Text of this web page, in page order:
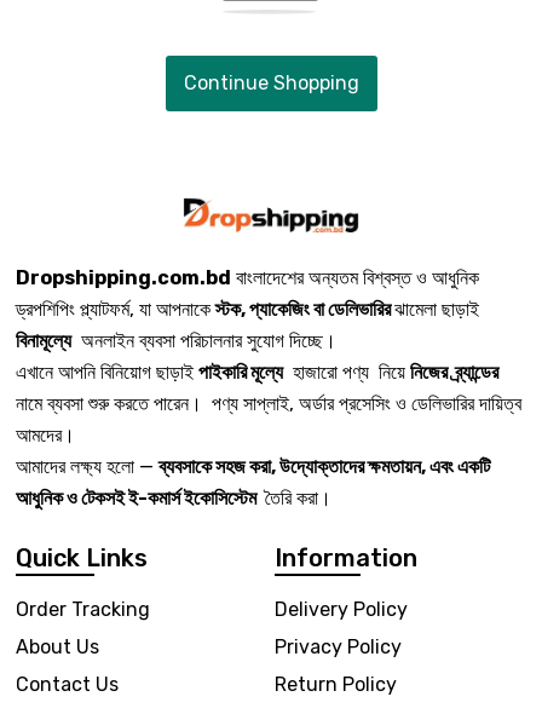
Continue Shopping
Dropshipping.com.bd বাংলাদেশের অন্যতম বিশ্বস্ত ও আধুনিক
ড্রপশিপিং প্ল্যাটফর্ম, যা আপনাকেস্টক, প্যাকেজিং বা ডেলিভারিরঝামেলা ছাড়াই
বিনামূল্যেঅনলাইন ব্যবসা পরিচালনার সুযোগ দিচ্ছে।
এখানে আপনি বিনিয়োগ ছাড়াই পাইকারি মূল্যেহাজারো পণ্য নিয়ে নিজের ব্র্যান্ডের
নামে ব্যবসা শুরু করতে পারেন। পণ্য সাপ্লাই, অর্ডার প্রসেসিং ও ডেলিভারির দায়িত্ব
আমদের।
আমাদের লক্ষ্য হলো —ব্যবসাকে সহজ করা, উদ্যোক্তাদের ক্ষমতায়ন, এবং একটি
আধুনিক ও টেকসই ই-কমার্স ইকোসিস্টেম তৈরি করা।
Quick Links
Order Tracking
About Us
Contact Us
Information
Delivery Policy
Privacy Policy
Return Policy